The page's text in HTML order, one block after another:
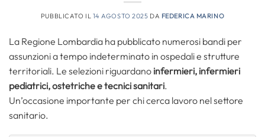
PUBBLICATO IL 14 AGOSTO 2025 DA FEDERICA MARINO
La Regione Lombardia ha pubblicato numerosi bandi per
assunzioni a tempo indeterminato in ospedali e strutture
territoriali. Le selezioni riguardano infermieri, infermieri
pediatrici, ostetriche e tecnici sanitari.
Un’occasione importante per chi cerca lavoro nel settore
sanitario.